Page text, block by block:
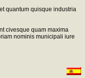
quantum quisque industria
civesque quam maxima
nominis municipali iure